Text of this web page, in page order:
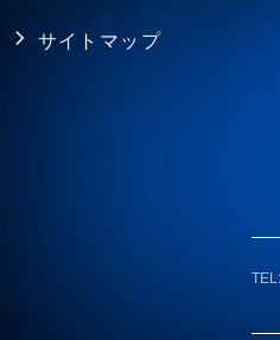
ISO認証取得
サイトマップ